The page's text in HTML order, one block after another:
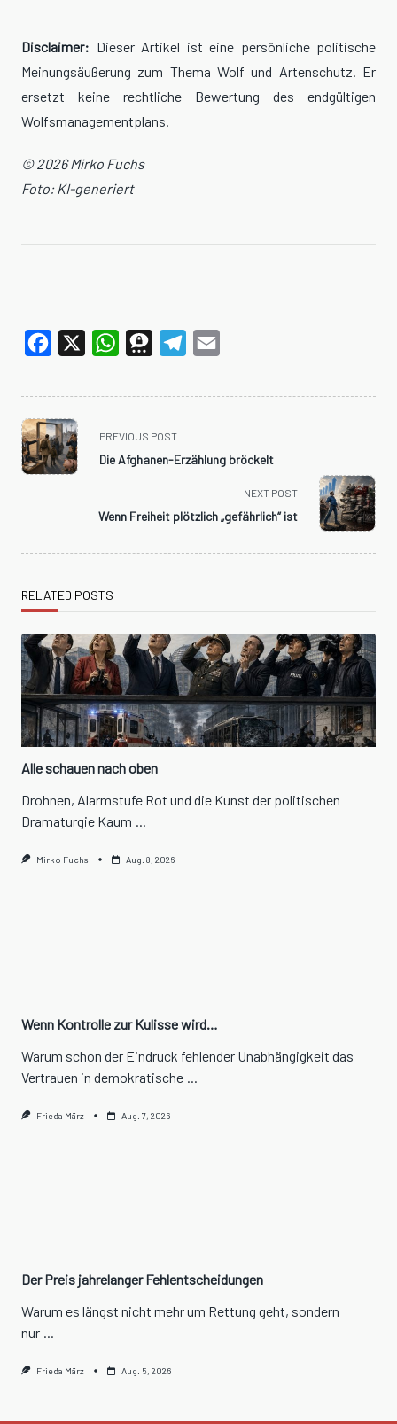
Disclaimer: Dieser Artikel ist eine persönliche politische
Meinungsäußerung zum Thema Wolf und Artenschutz. Er
ersetzt keine rechtliche Bewertung des endgültigen
Wolfsmanagementplans.
© 2026 Mirko Fuchs
Foto: KI-generiert
Facebook WhatsAppThreemaTelegram
<span
class="nav-
subtitle
PREVIOUS POST
Die Afghanen-Erzählung bröckelt
NEXT POST
Wenn Freiheit plötzlich „gefährlich“ ist
RELATED POSTS
Alle schauen nach oben
Drohnen, Alarmstufe Rot und die Kunst der politischen
Dramaturgie Kaum ...
Mirko Fuchs Aug. 8, 2026
Wenn Kontrolle zur Kulisse wird…
Warum schon der Eindruck fehlender Unabhängigkeit das
Vertrauen in demokratische
Frieda März Aug. 7, 2026
Der Preis jahrelanger Fehlentscheidungen
Warum es längst nicht mehr um Rettung geht, sondern
nur ...
Frieda März Aug. 5, 2026